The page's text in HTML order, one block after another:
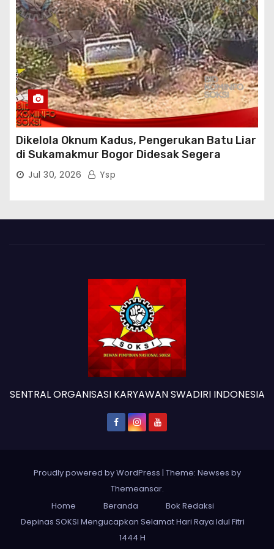
Dikelola Oknum Kadus, Pengerukan Batu Liar
di Sukamakmur Bogor Didesak Segera
Ditindak Hukum
Jul 30, 2026 Ysp
SENTRAL ORGANISASI KARYAWAN SWADIRI INDONESIA
Proudly powered by WordPress | Theme: Newses by
Themeansar.
Home
Beranda
Bok Redaksi
Depinas SOKSI Mengucapkan Selamat Hari Raya Idul Fitri
1444 H